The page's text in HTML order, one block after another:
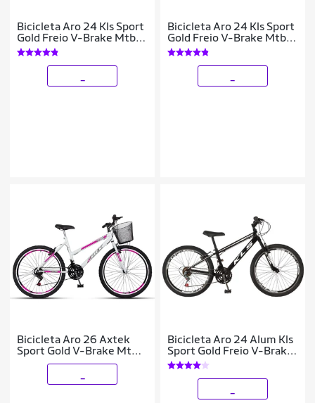
Bicicleta Aro 24 Kls Sport
Gold Freio V-Brake Mtb
21 Marchas
Bicicleta Aro 24 Kls Sport
Gold Freio V-Brake Mtb
21 Marchas
Bicicleta Aro 26 Axtek
Sport Gold V-Brake Mtb
21V Feminina
Bicicleta Aro 24 Alum Kls
Sport Gold Freio V-Brake
Mtb 21V